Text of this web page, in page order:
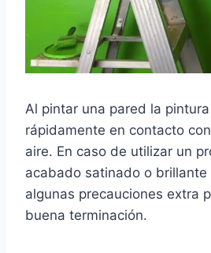
Al pintar una pared la
rápidamente en contacto
aire. En caso de utilizar un
acabado satinado o
algunas precauciones extra
buena terminación.